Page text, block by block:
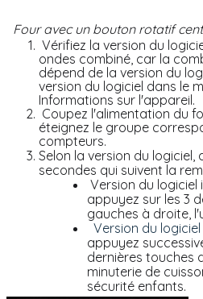
Four avec un bouton rotatif
Vérifiez la version du
ondes combiné, car la
dépend de la version du
version du logiciel dans le
Informations sur l'appareil.
Coupez l'alimentation du
éteignez le groupe
compteurs.
Selon la version du logiciel,
secondes qui suivent la
Version du logiciel
appuyez sur les 3
gauches à droite,
Version du
appuyez
dernières touches
minuterie de
sécurité enfants.